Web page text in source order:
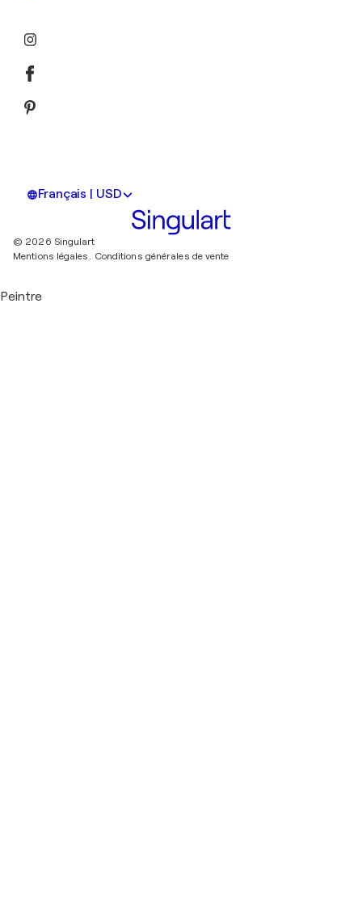
Français | USD
© 2026 Singulart
Mentions légales. Conditions générales de vente
Peintre